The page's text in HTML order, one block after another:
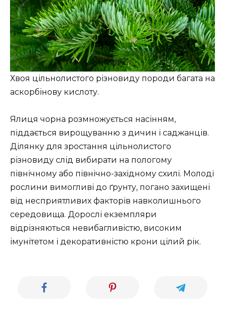
Хвоя цільнолистого різновиду породи багата на
аскорбінову кислоту.
Ялиця чорна розмножується насінням,
піддається вирощуванню з дичин і саджанців.
Ділянку для зростання цільнолистого
різновиду слід вибирати на пологому
північному або північно-західному схилі. Молоді
рослини вимогливі до ґрунту, погано захищені
від несприятливих факторів навколишнього
середовища. Дорослі екземпляри
відрізняються невибагливістю, високим
імунітетом і декоративністю крони цілий рік.